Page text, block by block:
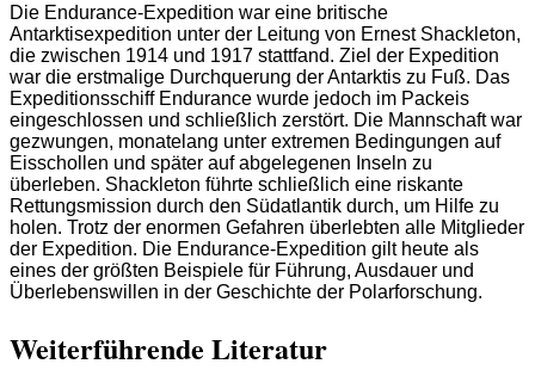
Die Endurance-Expedition war eine britische
Antarktisexpedition unter der Leitung von Ernest Shackleton,
die zwischen 1914 und 1917 stattfand. Ziel der Expedition
war die erstmalige Durchquerung der Antarktis zu Fuß. Das
Expeditionsschiff Endurance wurde jedoch im Packeis
eingeschlossen und schließlich zerstört. Die Mannschaft war
gezwungen, monatelang unter extremen Bedingungen auf
Eisschollen und später auf abgelegenen Inseln zu
überleben. Shackleton führte schließlich eine riskante
Rettungsmission durch den Südatlantik durch, um Hilfe zu
holen. Trotz der enormen Gefahren überlebten alle Mitglieder
der Expedition. Die Endurance-Expedition gilt heute als
eines der größten Beispiele für Führung, Ausdauer und
Überlebenswillen in der Geschichte der Polarforschung.
Weiterführende Literatur